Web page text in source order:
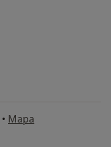
• Mapa